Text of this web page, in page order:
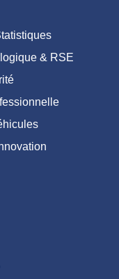
& RSE